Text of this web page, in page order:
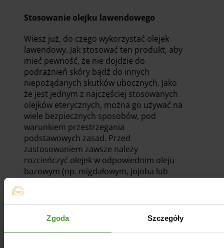
Zgoda Szczegóły
Stosowanie olejku lawendowego
Wiesz już, do czego wykorzystać olejek
lawendowy. Jak stosować ten produkt, aby
mieć pewność, że nie dojdzie do
podrażnień skóry bądź do innych
niepożądanych skutków ubocznych. Jako
że jest jednym z najczęściej stosowanych
olejków eterycznych, można go używać na
wiele bezpiecznych sposobów, pod
warunkiem przestrzegania
podstawowych zasad. Przed
zastosowaniem zawsze należy
rozcieńczyć olejek w odpowiednim oleju
bazowym (np. migdałowym, jojoba lub
Poznaj pięć sposobów stosowania olejku
lawendowego.
Do aromaterapii:
dodaj 3-5 kropli
olejku do dyfuzora lub kominka